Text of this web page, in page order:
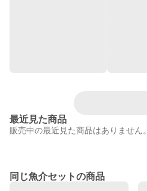
最近見た商品
販売中の最近見た商品はありません。
同じ魚介セットの商品